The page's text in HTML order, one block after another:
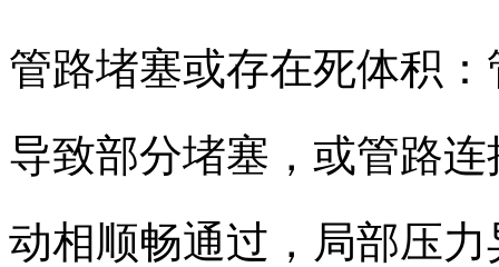
管路堵塞或存在死体积
导致部分堵塞，或管路
动相顺畅通过，局部压